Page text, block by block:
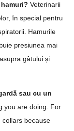
Veterinarii
în special pentru
Hamurile
presiunea mai
gâtului și
sau cu un
you are doing. For
collars because